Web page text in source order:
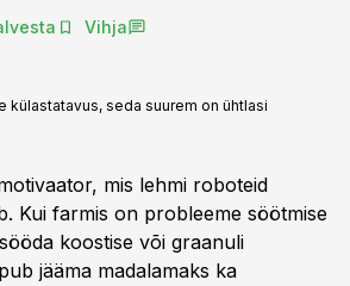
Vihja
külastatavus, seda suurem on ühtlasi
mis lehmi roboteid
Kui farmis on probleeme söötmise
koostise või graanuli
jääma madalamaks ka